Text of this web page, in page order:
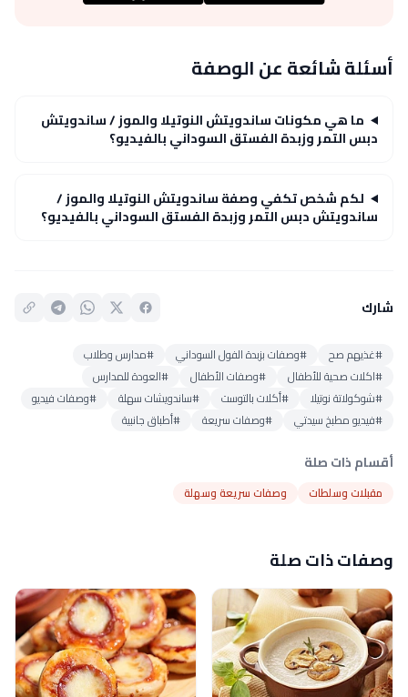
أسئلة شائعة عن الوصفة
ما هي مكونات ساندويتش النوتيلا والموز / ساندويتش
دبس التمر وزبدة الفستق السوداني بالفيديو؟
لكم شخص تكفي وصفة ساندويتش النوتيلا والموز /
ساندويتش دبس التمر وزبدة الفستق السوداني بالفيديو؟
شارك
#غذيهم صح #وصفات بزبدة الفول السوداني
#مدارس وطلاب
#اكلات صحية للأطفال
#وصفات الأطفال
#العودة للمدارس
#شوكولاتة نوتيلا
#أكلات بالتوست #ساندويشات سهلة
#وصفات فيديو
#فيديو مطبخ سيدتي
#وصفات سريعة #أطباق جانبية
أقسام ذات صلة
مقبلات وسلطات وصفات سريعة وسهلة
وصفات ذات صلة